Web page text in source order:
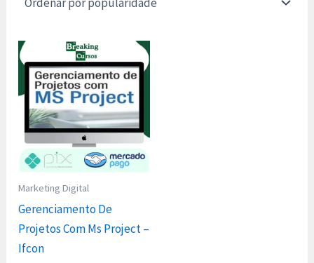
Marketing Digital
Gerenciamento De
Projetos Com Ms Project –
Ifcon